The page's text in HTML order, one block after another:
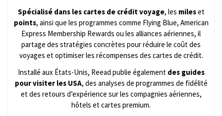
Spécialisé dans les cartes de crédit voyage, les mileset
points, ainsi que les programmes comme Flying Blue, American
Express Membership Rewards ou les alliances aériennes, il
partage des stratégies concrètes pour réduire le coût des
voyages et optimiser les récompenses des cartes de crédit.
Installé aux États-Unis, Reead publie également des guides
pour visiter les USA, des analyses de programmes de fidélité
et des retours d’expérience sur les compagnies aériennes,
hôtels et cartes premium.